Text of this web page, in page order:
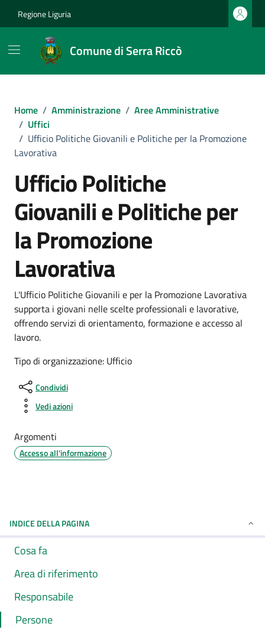
Regione Liguria
Comune di Serra Riccò
Home / Amministrazione / Aree Amministrative
/ Uffici
/ Ufficio Politiche Giovanili e Politiche per la Promozione
Lavorativa
Ufficio Politiche
Giovanili e Politiche per
la Promozione
Lavorativa
L'Ufficio Politiche Giovanili e per la Promozione Lavorativa
supporta i giovani nelle scelte professionali e lavorative,
offrendo servizi di orientamento, formazione e accesso al
lavoro.
Tipo di organizzazione: Ufficio
Condividi
Vedi azioni
Argomenti
Accesso all'informazione
INDICE DELLA PAGINA
Cosa fa
Area di riferimento
Responsabile
Persone